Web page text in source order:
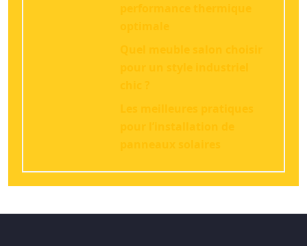
performance thermique
optimale
Quel meuble salon choisir
pour un style industriel
chic ?
Les meilleures pratiques
pour l’installation de
panneaux solaires